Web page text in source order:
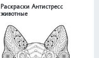
Раскраски Антистресс
животные